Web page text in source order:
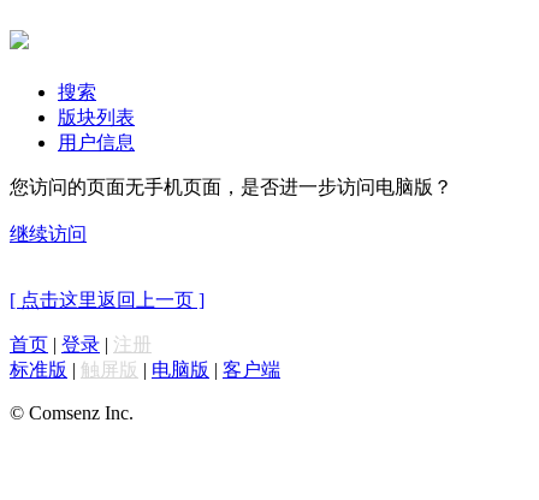
搜索
版块列表
用户信息
您访问的页面无手机页面，是否进一步访问电脑版？
继续访问
[ 点击这里返回上一页 ]
首页 | 登录 | 注册
标准版 | 触屏版 | 电脑版 | 客户端
© Comsenz Inc.